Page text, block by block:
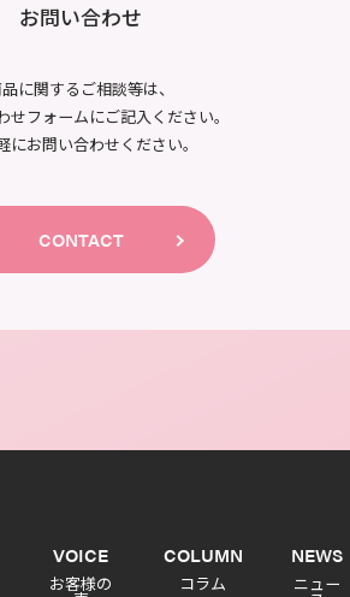
お問い合わせ
に関するご相談等は、
せフォームにご記入ください。
にお問い合わせください。
CONTACT
VOICE
お客様の
COLUMN
コラム
NEWS
ニュー